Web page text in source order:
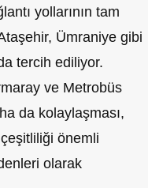
yollarının tam
Ümraniye gibi
tercih ediliyor.
ve Metrobüs
da kolaylaşması,
önemli
olarak